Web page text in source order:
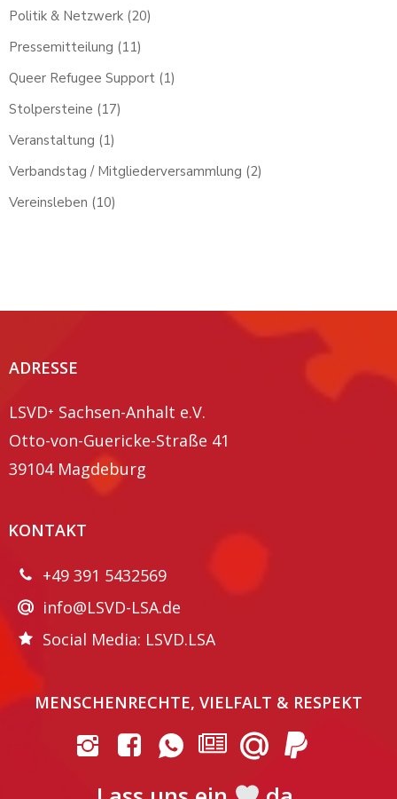
Politik & Netzwerk (20)
Pressemitteilung (11)
Queer Refugee Support (1)
Stolpersteine (17)
Veranstaltung (1)
Verbandstag / Mitgliederversammlung (2)
Vereinsleben (10)
ADRESSE
LSVD⁺ Sachsen-Anhalt e.V.
Otto-von-Guericke-Straße 41
39104 Magdeburg
MENSCHENRECHTE, VIELFALT & RESPEKT
KONTAKT
+49 391 5432569
info@LSVD-LSA.de
Social Media: LSVD.LSA